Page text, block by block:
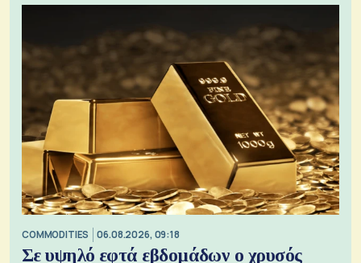
COMMODITIES 06.08.2026, 09:18
Σε υψηλό εφτά εβδομάδων ο χρυσός